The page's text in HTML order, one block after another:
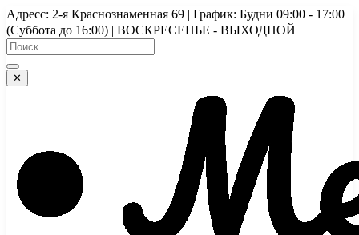
Перейти
к
содержимому
Адресс: 2-я Краснознаменная 69 | График: Будни 09:00 - 17:00
(Суббота до 16:00) | ВОСКРЕСЕНЬЕ - ВЫХОДНОЙ
✕